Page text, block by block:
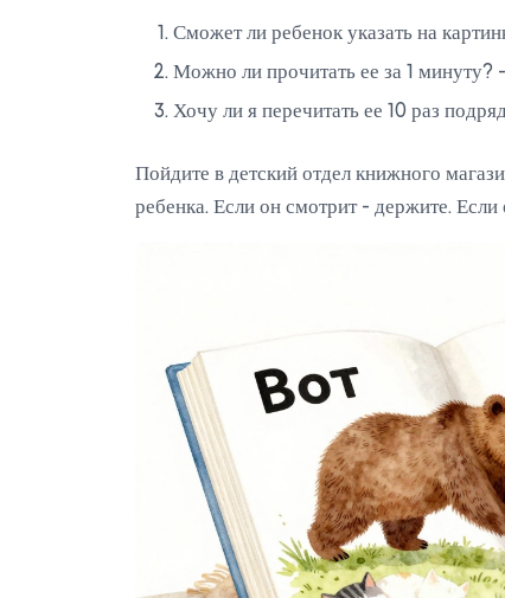
Сможет ли ребенок указать на
Можно ли прочитать ее за 1 минуту?
Хочу ли я перечитать ее 10 раз
Пойдите в детский отдел книжного
ребенка. Если он смотрит - держите. Если